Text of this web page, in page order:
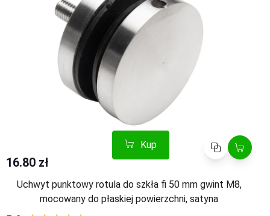
Kup Porównaj
16.80 zł
Uchwyt punktowy rotula do szkła fi 50 mm gwint M8,
mocowany do płaskiej powierzchni, satyna